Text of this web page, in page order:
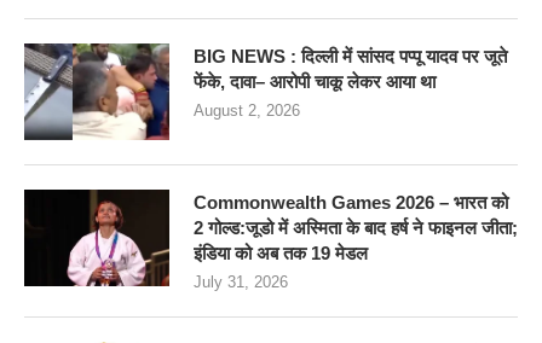
BIG NEWS : दिल्ली में सांसद पप्पू यादव पर जूते
फेंके, दावा– आरोपी चाकू लेकर आया था
August 2, 2026
Commonwealth Games 2026 – भारत को
2 गोल्ड:जूडो में अस्मिता के बाद हर्ष ने फाइनल जीता;
इंडिया को अब तक 19 मेडल
July 31, 2026